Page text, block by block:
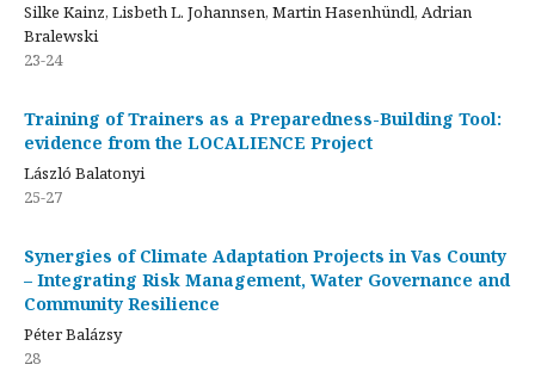
Silke Kainz, Lisbeth L. Johannsen, Martin Hasenhündl, Adrian
Bralewski
23-24
Training of Trainers as a Preparedness-Building Tool:
evidence from the LOCALIENCE Project
László Balatonyi
25-27
Synergies of Climate Adaptation Projects in Vas County
– Integrating Risk Management, Water Governance and
Community Resilience
Péter Balázsy
28